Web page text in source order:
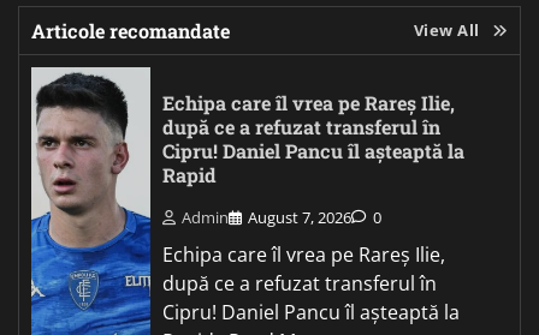
Articole recomandate View All
Echipa care îl vrea pe Rareș Ilie,
după ce a refuzat transferul în
Cipru! Daniel Pancu îl așteaptă la
Rapid
Admin August 7, 2026 0
Echipa care îl vrea pe Rareș Ilie,
după ce a refuzat transferul în
Cipru! Daniel Pancu îl așteaptă la